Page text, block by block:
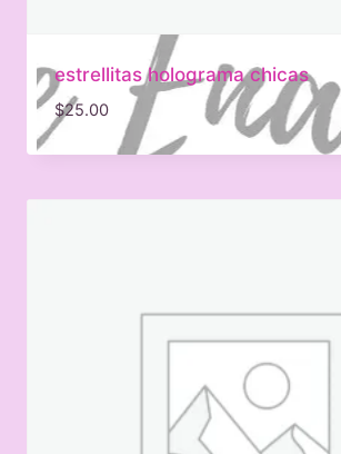
estrellitas holograma chicas
$25.00